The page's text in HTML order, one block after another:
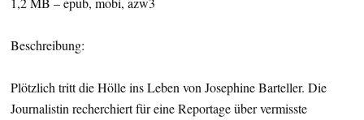
Beschreibung:
Plötzlich tritt die Hölle ins Leben von Josephine Barteller. Die
Journalistin recherchiert für eine Reportage über vermisste